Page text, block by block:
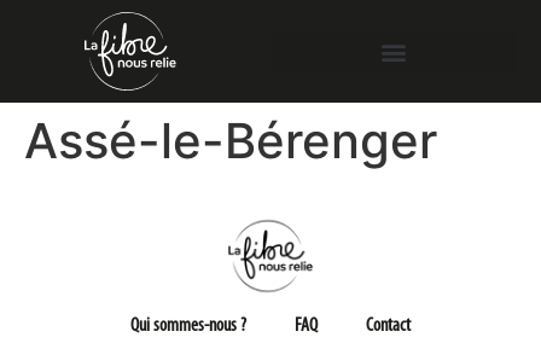
Assé-le-Bérenger
Qui sommes-nous ? FAQ Contact